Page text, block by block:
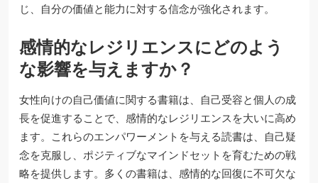
じ、自分の価値と能力に対する信念が強化されます。
感情的なレジリエンスにどのよう
な影響を与えますか？
女性向けの自己価値に関する書籍は、自己受容と個人の成
長を促進することで、感情的なレジリエンスを大いに高め
ます。これらのエンパワーメントを与える読書は、自己疑
念を克服し、ポジティブなマインドセットを育むための戦
略を提供します。多くの書籍は、感情的な回復に不可欠な